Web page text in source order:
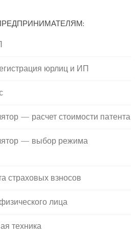
юрлиц и ИП
— расчет стоимости патента
— выбор режима
страховых взносов
лица
техника